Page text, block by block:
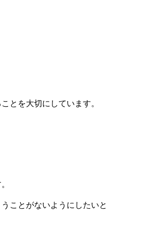
とを大切にしています。
ことがないようにしたいと